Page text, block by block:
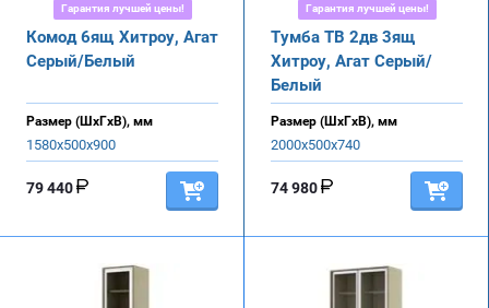
Гарантия лучшей цены!
Комод 6ящ Хитроу, Агат
Серый/Белый
Размер (ШхГхВ), мм
1580х500х900
79 440
Гарантия лучшей цены!
Тумба ТВ 2дв 3ящ
Хитроу, Агат Серый/
Белый
Размер (ШхГхВ), мм
2000х500х740
74 980